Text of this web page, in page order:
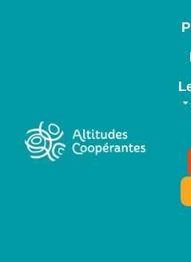
Aller au contenu principal